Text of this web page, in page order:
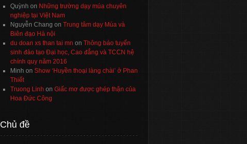
Quỳnh on Những trường dạy múa chuyên
nghiệp tại Việt Nam
Nguyễn Chang on Trung tâm dạy Múa và
Biên đạo Hà nội
du doan xs than tai mn on Thông báo tuyển
sinh đào tạo Đại học, Cao đẳng và TCCN hệ
chính quy năm 2016
Minh on Show ‘Huyền thoại làng chài’ ở Phan
Thiết
Truong Linh on Giấc mơ được ghép thận của
Hoa Đức Công
Chủ đề